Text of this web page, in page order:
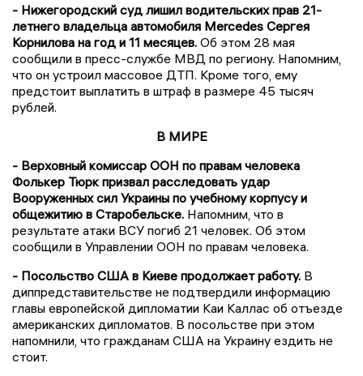
- Нижегородский суд лишил водительских прав 21-
летнего владельца автомобиля Mercedes Сергея
Корнилова на год и 11 месяцев. Об этом 28 мая
сообщили в пресс-службе МВД по региону. Напомним,
что он устроил массовое ДТП. Кроме того, ему
предстоит выплатить в штраф в размере 45 тысяч
рублей.
В МИРЕ
- Верховный комиссар ООН по правам человека
Фолькер Тюрк призвал расследовать удар
Вооруженных сил Украины по учебному корпусу и
общежитию в Старобельске. Напомним, что в
результате атаки ВСУ погиб 21 человек. Об этом
сообщили в Управлении ООН по правам человека.
- Посольство США в Киеве продолжает работу. В
диппредставительстве не подтвердили информацию
главы европейской дипломатии Каи Каллас об отъезде
американских дипломатов. В посольстве при этом
напомнили, что гражданам США на Украину ездить не
стоит.